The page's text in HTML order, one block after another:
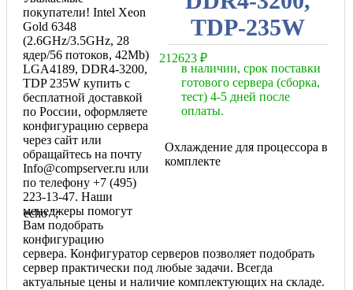
TDP-235W
212623 ₽
в наличии, срок поставки
готового сервера (сборка,
тест) 4-5 дней после
оплаты.
Охлаждение для процессора в
комплекте
echo '';
покупатели! Intel Xeon
Gold 6348
(2.6GHz/3.5GHz, 28
ядер/56 потоков, 42Mb)
LGA4189, DDR4-3200,
TDP 235W купить с
бесплатной доставкой
по России, оформляете
конфигурацию сервера
через сайт или
обращайтесь на почту
Info@compserver.ru или
по телефону +7 (495)
223-13-47. Наши
менеджеры помогут
Вам подобрать
конфигурацию
сервера. Конфигуратор серверов позволяет подобрать
сервер практически под любые задачи. Всегда
актуальные цены и наличие комплектующих на складе.